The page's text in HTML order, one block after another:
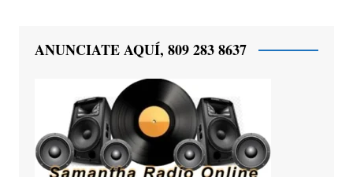
ANUNCIATE AQUÍ, 809 283 8637